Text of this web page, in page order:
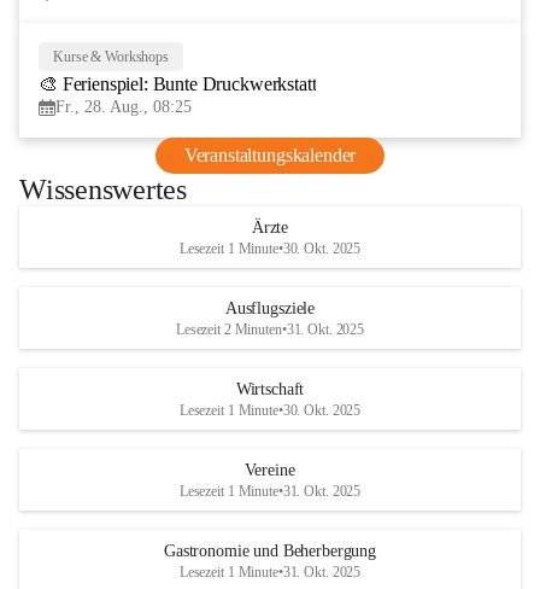
Kurse & Workshops
🎨 Ferienspiel: Bunte Druckwerkstatt
Fr., 28. Aug., 08:25
Veranstaltungskalender
Wissenswertes
Ärzte
Lesezeit 1 Minute•30. Okt. 2025
Ausflugsziele
Lesezeit 2 Minuten•31. Okt. 2025
Wirtschaft
Lesezeit 1 Minute•30. Okt. 2025
Vereine
Lesezeit 1 Minute•31. Okt. 2025
Gastronomie und Beherbergung
Lesezeit 1 Minute•31. Okt. 2025